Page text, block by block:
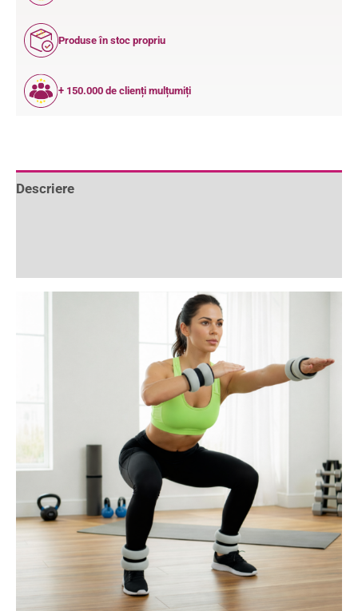
Produse în stoc propriu
+ 150.000 de clienți mulțumiți
Descriere